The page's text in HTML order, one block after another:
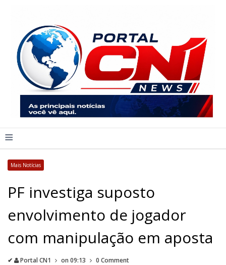
≡
Mais Notícias
PF investiga suposto
envolvimento de jogador
com manipulação em aposta
✔ Portal CN1 on 09:13 0 Comment